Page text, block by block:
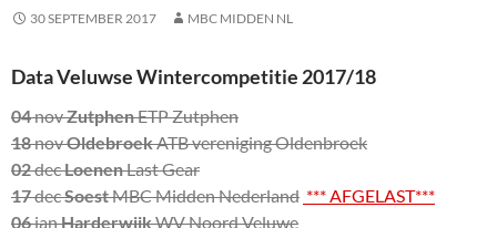
30 SEPTEMBER 2017 MBC MIDDEN NL
Data Veluwse Wintercompetitie 2017/18
04novZutphenETP Zutphen
18novOldebroekATB vereniging Oldenbroek
02decLoenenLast Gear
17decSoestMBC Midden Nederland *** AFGELAST***
06janHarderwijkWV Noord Veluwe